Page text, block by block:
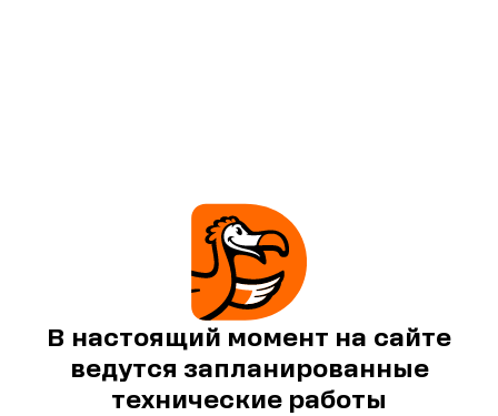
В настоящий момент на сайте
ведутся запланированные
технические работы